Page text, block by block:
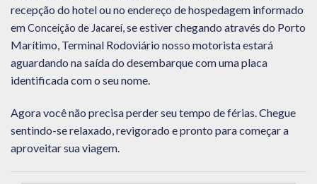
recepção do hotel ou no endereço de hospedagem informado
emConceição de Jacareí, se estiver chegando através do Porto
Marítimo, Terminal Rodoviário nosso motorista estará
aguardando na saída do desembarque com uma placa
identificada com o seu nome.
Agora você não precisa perder seu tempo de férias. Chegue
sentindo-se relaxado, revigorado e pronto para começar a
aproveitar sua viagem.